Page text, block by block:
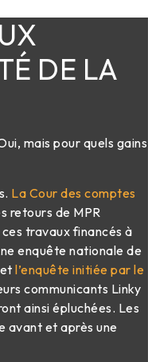
DE LA
mais pour quels gains
La Cour des comptes
retours de MPR
travaux financés à
enquête nationale de
etl’enquête initiée par le
communicants Linky
ainsi épluchées. Les
avant et après une